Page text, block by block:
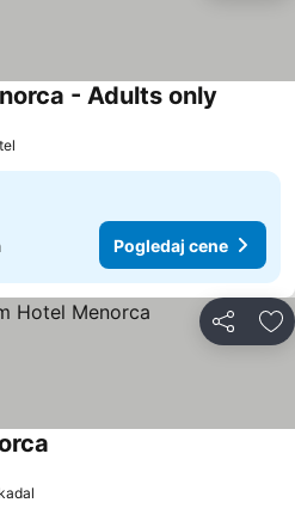
- Adults only
Pogledaj cene
Deli